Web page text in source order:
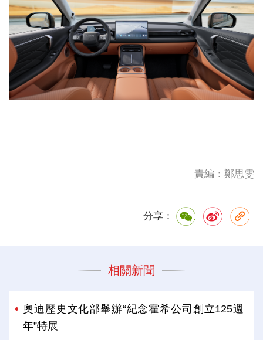
責編：鄭思雯
分享：
相關新聞
奧迪歷史文化部舉辦“紀念霍希公司創立125週
年”特展